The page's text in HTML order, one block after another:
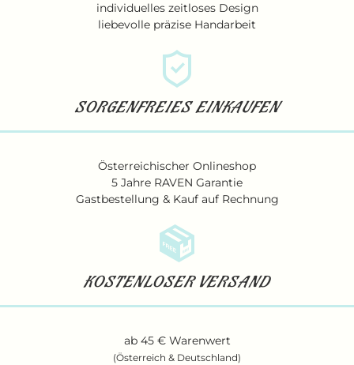
individuelles zeitloses Design
liebevolle präzise Handarbeit
SORGENFREIES EINKAUFEN
Österreichischer Onlineshop
5 Jahre RAVEN Garantie
Gastbestellung & Kauf auf Rechnung
KOSTENLOSER VERSAND
ab 45 € Warenwert
(Österreich & Deutschland)